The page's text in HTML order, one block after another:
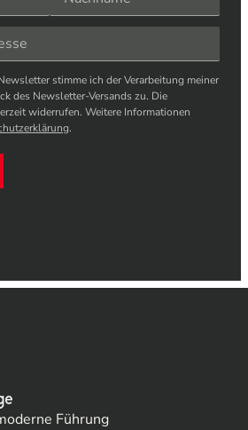
stimme ich der Verarbeitung meiner
des Newsletter-Versands zu. Die
widerrufen. Weitere Informationen
.
Führung